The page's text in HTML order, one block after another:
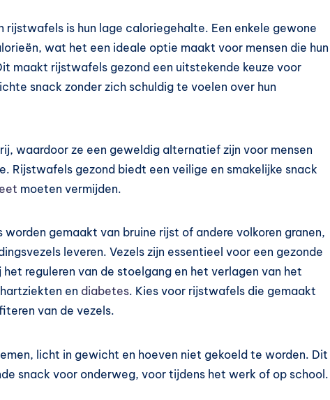
rijstwafels is hun lage caloriegehalte. Een enkele gewone
wat het een ideale optie maakt voor mensen die hun
maakt rijstwafels gezond een uitstekende keuze voor
snack zonder zich schuldig te voelen over hun
waardoor ze een geweldig alternatief zijn voor mensen
Rijstwafels gezond biedt een veilige en smakelijke snack
moeten vermijden.
gemaakt van bruine rijst of andere volkoren granen,
leveren. Vezels zijn essentieel voor een gezonde
reguleren van de stoelgang en het verlagen van het
en diabetes. Kies voor rijstwafels die gemaakt
van de vezels.
licht in gewicht en hoeven niet gekoeld te worden. Dit
snack voor onderweg, voor tijdens het werk of op school.